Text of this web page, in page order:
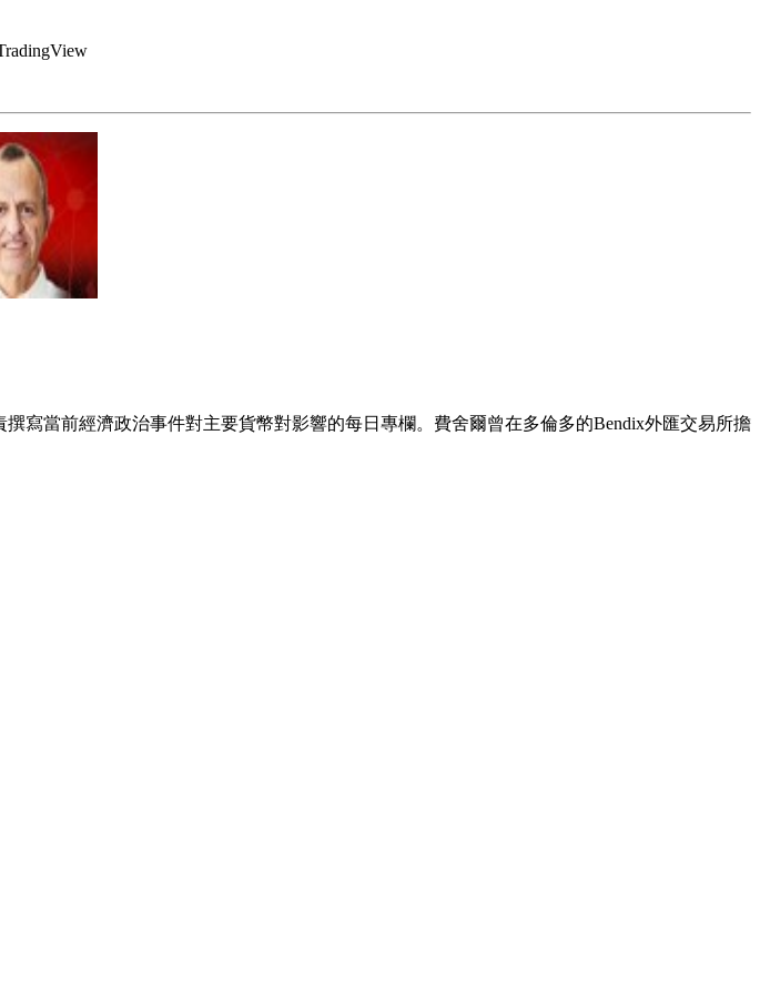
寫當前經濟政治事件對主要貨幣對影響的每日專欄。費舍爾曾在多倫多的Bendix外匯交易所擔